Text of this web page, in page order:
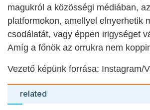
magukról a közösségi médiában,
platformokon, amellyel elnyerhetik
csodálatát, vagy éppen irigységet
Amíg a főnök az orrukra nem
Vezető képünk forrása: Instagram/
related